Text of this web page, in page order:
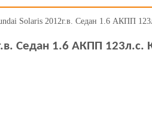
Solaris 2012г.в. Седан 1.6 АКПП
Седан 1.6 АКПП 123л.с.